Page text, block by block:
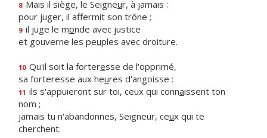
8 Mais il siège, le Seigneur, à jamais :
pour juger, il affermit son trône ;
9 il juge le monde avec justice
et gouverne les peuples avec droiture.
10 Qu'il soit la forteresse de l'opprimé,
sa forteresse aux heures d'angoisse :
11 ils s'appuieront sur toi, ceux qui connaissent ton
nom ;
jamais tu n'abandonnes, Seigneur, ceux qui te
cherchent.